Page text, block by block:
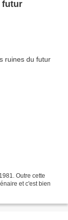
futur
Outre cette
et c'est bien